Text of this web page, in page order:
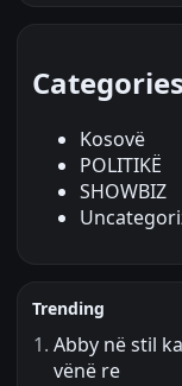
Categories
Kosovë
POLITIKË
SHOWBIZ
Trending
Abby në stil
vënë re